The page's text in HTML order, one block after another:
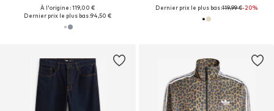
À l'origine : 119,00 €
Dernier prix le plus bas :94,50 €
Dernier prix le plus bas :119,99 €-20%